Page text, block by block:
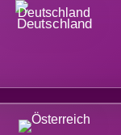
Deutschland